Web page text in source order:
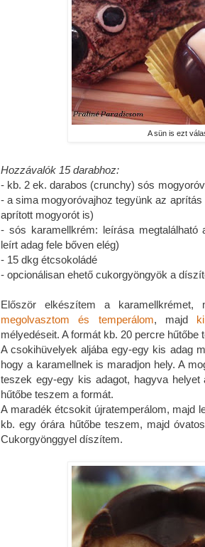
A sün is ezt
Hozzávalók 15 darabhoz:
- kb. 2 ek. darabos (crunchy) sós
- a sima mogyoróvajhoz tegyünk az
aprított mogyorót is)
- sós karamellkrém: leírása
leírt adag fele bőven elég)
- 15 dkg étcsokoládé
- opcionálisan ehető cukorgyöngyök a
Először elkészítem a
megolvasztom és temperálom, majd
mélyedéseit. A formát kb. 20 percre
A csokihüvelyek aljába egy-egy kis adag
hogy a karamellnek is maradjon hely. A
teszek egy-egy kis adagot, hagyva
hűtőbe teszem a formát.
A maradék étcsokit újratemperálom, majd
kb. egy órára hűtőbe teszem, majd
Cukorgyönggyel díszítem.